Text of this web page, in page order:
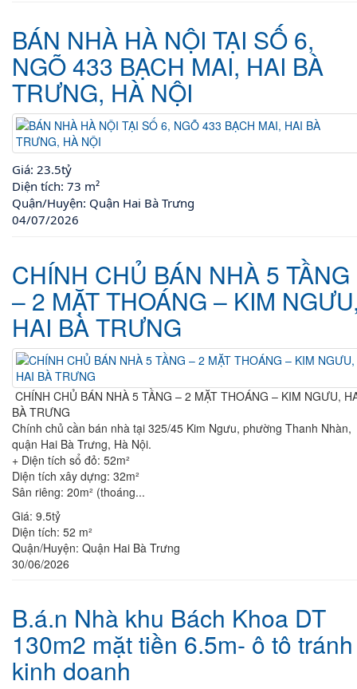
BÁN NHÀ HÀ NỘI TẠI SỐ 6,
NGÕ 433 BẠCH MAI, HAI BÀ
TRƯNG, HÀ NỘI
Giá: 23.5tỷ
Diện tích: 73 m²
Quận/Huyện: Quận Hai Bà Trưng
04/07/2026
CHÍNH CHỦ BÁN NHÀ 5 TẦNG
– 2 MẶT THOÁNG – KIM
HAI BÀ TRƯNG
CHÍNH CHỦ BÁN NHÀ 5 TẦNG – 2 MẶT THOÁNG – KIM NGƯU,
BÀ TRƯNG
Chính chủ cần bán nhà tại 325/45 Kim Ngưu, phường Thanh Nhàn,
quận Hai Bà Trưng, Hà Nội.
+ Diện tích sổ đỏ: 52m²
Diện tích xây dựng: 32m²
Sân riêng: 20m² (thoáng...
Giá: 9.5tỷ
Diện tích: 52 m²
Quận/Huyện: Quận Hai Bà Trưng
30/06/2026
B.á.n Nhà khu Bách Khoa DT
130m2 mặt tiền 6.5m- ô tô tránh
kinh doanh